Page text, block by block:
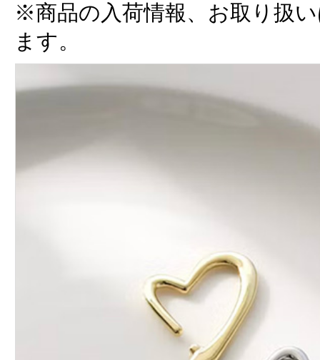
※商品の入荷情報、お取り扱
ます。